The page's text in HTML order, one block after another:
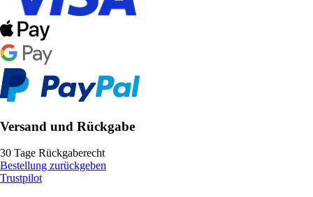
Versand und Rückgabe
30 Tage Rückgaberecht
Bestellung zurückgeben
Trustpilot